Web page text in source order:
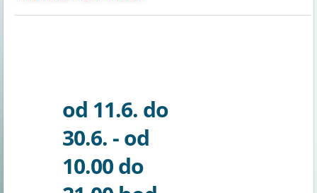
od 11.6. do
30.6. - od
10.00 do